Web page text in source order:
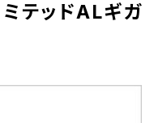
テッドALギガ